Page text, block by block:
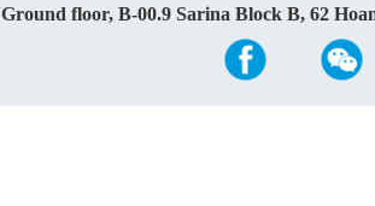
Ground floor, B-00.9 Sarina Block B, 62